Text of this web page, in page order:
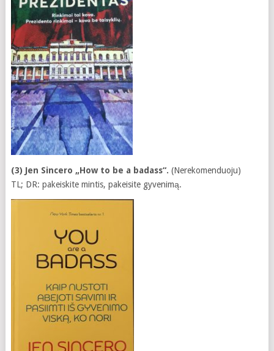
(3) Jen Sincero „How to be a badass“. (Nerekomenduoju)
TL; DR: pakeiskite mintis, pakeisite gyvenimą.